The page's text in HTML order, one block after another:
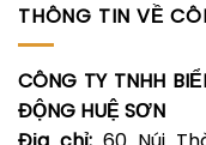
THÔNG TIN VỀ
CÔNG TY TNHH
ĐỘNG HUỆ SƠN